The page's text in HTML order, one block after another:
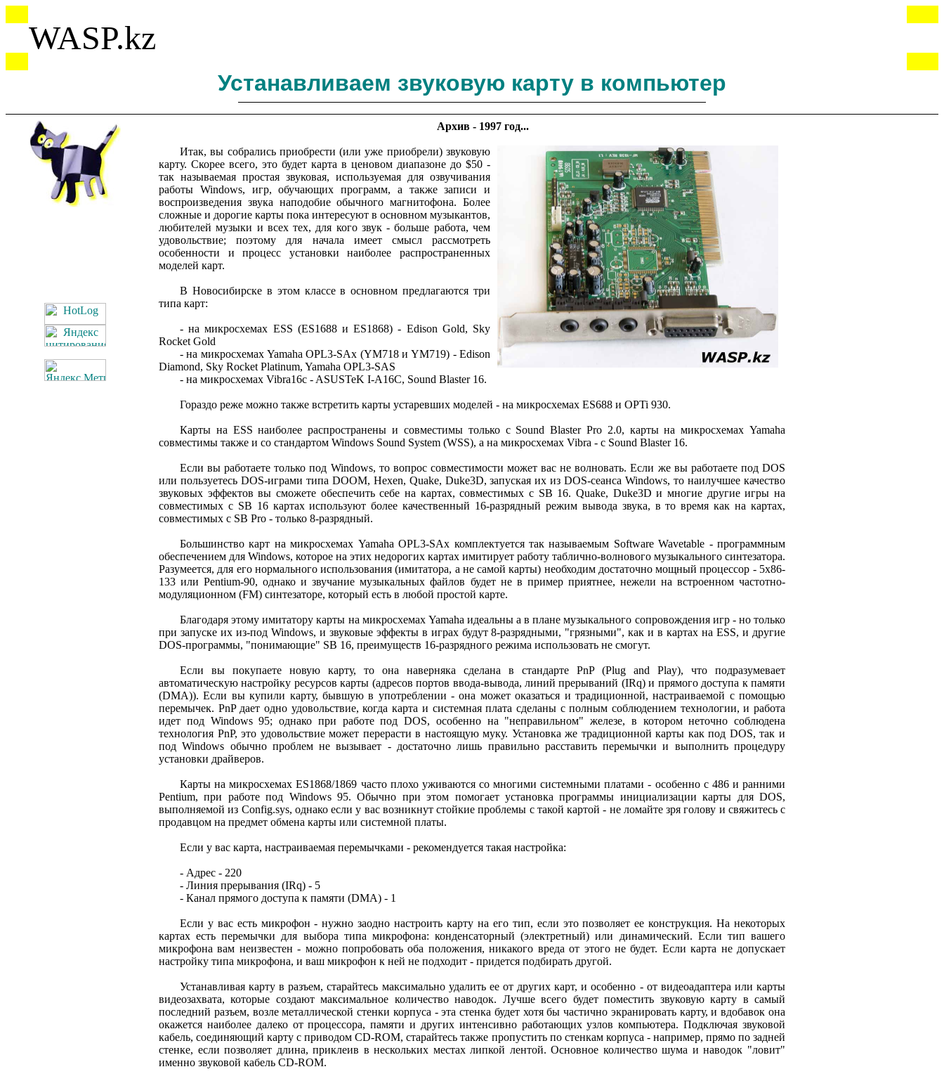
WASP.kz
Устанавливаем звуковую карту в компьютер
Архив - 1997 год...
Итак, вы собрались приобрести (или уже приобрели) звуковую
карту. Скорее всего, это будет карта в ценовом диапазоне до $50 -
так называемая простая звуковая, используемая для озвучивания
работы Windows, игр, обучающих программ, а также записи и
воспроизведения звука наподобие обычного магнитофона. Более
сложные и дорогие карты пока интересуют в основном музыкантов,
любителей музыки и всех тех, для кого звук - больше работа, чем
удовольствие; поэтому для начала имеет смысл рассмотреть
особенности и процесс установки наиболее распространенных
моделей карт.
В Новосибирске в этом классе в основном предлагаются три
типа карт:
- на микросхемах ESS (ES1688 и ES1868) - Edison Gold, Sky
Rocket Gold
- на микросхемах Yamaha OPL3-SAx (YM718 и YM719) - Edison
Diamond, Sky Rocket Platinum, Yamaha OPL3-SAS
- на микросхемах Vibra16c - ASUSTeK I-A16C, Sound Blaster 16.
Гораздо реже можно также встретить карты устаревших моделей - на микросхемах ES688 и OPTi 930.
Карты на ESS наиболее распространены и совместимы только с Sound Blaster Pro 2.0, карты на микросхемах Yamaha
совместимы также и со стандартом Windows Sound System (WSS), а на микросхемах Vibra - с Sound Blaster 16.
Если вы работаете только под Windows, то вопрос совместимости может вас не волновать. Если же вы работаете под DOS
или пользуетесь DOS-играми типа DOOM, Hexen, Quake, Duke3D, запуская их из DOS-сеанса Windows, то наилучшее качество
звуковых эффектов вы сможете обеспечить себе на картах, совместимых с SB 16. Quake, Duke3D и многие другие игры на
совместимых с SB 16 картах используют более качественный 16-разрядный режим вывода звука, в то время как на картах,
совместимых с SB Pro - только 8-разрядный.
Большинство карт на микросхемах Yamaha OPL3-SAx комплектуется так называемым Software Wavetable - программным
обеспечением для Windows, которое на этих недорогих картах имитирует работу таблично-волнового музыкального синтезатора.
Разумеется, для его нормального использования (имитатора, а не самой карты) необходим достаточно мощный процессор - 5x86-
133 или Pentium-90, однако и звучание музыкальных файлов будет не в пример приятнее, нежели на встроенном частотно-
модуляционном (FM) синтезаторе, который есть в любой простой карте.
Благодаря этому имитатору карты на микросхемах Yamaha идеальны а в плане музыкального сопровождения игр - но только
при запуске их из-под Windows, и звуковые эффекты в играх будут 8-разрядными, "грязными", как и в картах на ESS, и другие
DOS-программы, "понимающие" SB 16, преимуществ 16-разрядного режима использовать не смогут.
Если вы покупаете новую карту, то она наверняка сделана в стандарте PnP (Plug and Play), что подразумевает
автоматическую настройку ресурсов карты (адресов портов ввода-вывода, линий прерываний (IRq) и прямого доступа к памяти
(DMA)). Если вы купили карту, бывшую в употреблении - она может оказаться и традиционной, настраиваемой с помощью
перемычек. PnP дает одно удовольствие, когда карта и системная плата сделаны с полным соблюдением технологии, и работа
идет под Windows 95; однако при работе под DOS, особенно на "неправильном" железе, в котором неточно соблюдена
технология PnP, это удовольствие может перерасти в настоящую муку. Установка же традиционной карты как под DOS, так и
под Windows обычно проблем не вызывает - достаточно лишь правильно расставить перемычки и выполнить процедуру
установки драйверов.
Карты на микросхемах ES1868/1869 часто плохо уживаются со многими системными платами - особенно с 486 и ранними
Pentium, при работе под Windows 95. Обычно при этом помогает установка программы инициализации карты для DOS,
выполняемой из Config.sys, однако если у вас возникнут стойкие проблемы с такой картой - не ломайте зря голову и свяжитесь с
продавцом на предмет обмена карты или системной платы.
Если у вас карта, настраиваемая перемычками - рекомендуется такая настройка:
- Адрес - 220
- Линия прерывания (IRq) - 5
- Канал прямого доступа к памяти (DMA) - 1
Если у вас есть микрофон - нужно заодно настроить карту на его тип, если это позволяет ее конструкция. На некоторых
картах есть перемычки для выбора типа микрофона: конденсаторный (электретный) или динамический. Если тип вашего
микрофона вам неизвестен - можно попробовать оба положения, никакого вреда от этого не будет. Если карта не допускает
настройку типа микрофона, и ваш микрофон к ней не подходит - придется подбирать другой.
Устанавливая карту в разъем, старайтесь максимально удалить ее от других карт, и особенно - от видеоадаптера или карты
видеозахвата, которые создают максимальное количество наводок. Лучше всего будет поместить звуковую карту в самый
последний разъем, возле металлической стенки корпуса - эта стенка будет хотя бы частично экранировать карту, и вдобавок она
окажется наиболее далеко от процессора, памяти и других интенсивно работающих узлов компьютера. Подключая звуковой
кабель, соединяющий карту с приводом CD-ROM, старайтесь также пропустить по стенкам корпуса - например, прямо по задней
стенке, если позволяет длина, приклеив в нескольких местах липкой лентой. Основное количество шума и наводок "ловит"
именно звуковой кабель CD-ROM.